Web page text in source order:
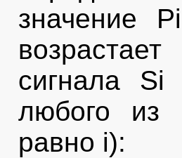
значение
сигнала
любого из
равно i):